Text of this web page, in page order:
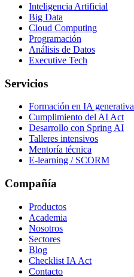
Inteligencia Artificial
Big Data
Cloud Computing
Programación
Análisis de Datos
Executive Tech
Servicios
Formación en IA generativa
Cumplimiento del AI Act
Desarrollo con Spring AI
Talleres intensivos
Mentoría técnica
E-learning / SCORM
Compañía
Productos
Academia
Nosotros
Sectores
Blog
Checklist IA Act
Contacto